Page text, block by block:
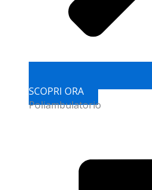
SCOPRI ORA
Poliambulatorio